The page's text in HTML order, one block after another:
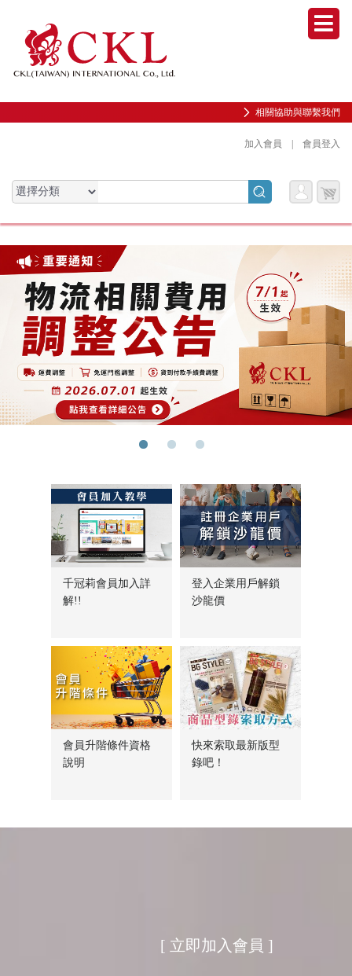
相關協助與聯繫我們
加入會員 會員登入
會員服務專區
購物紀錄與訂單查詢
我的收藏
邀請好友加入會員
會員資料修改
會員點數查詢
訂閱/取消 電子報
常見問題
聯絡我們：order@ckl.tw
相關協助與聯繫我們
加入會員 會員登入
會員服務專區
購物紀錄與訂單查詢
我的收藏
邀請好友加入會員
會員資料修改
會員點數查詢
訂閱/取消 電子報
常見問題
聯絡我們：order@ckl.tw
千冠莉會員加入詳
解!!
登入企業用戶解鎖
沙龍價
會員升階條件資格
說明
快來索取最新版型
錄吧！
[ 立即加入會員 ]